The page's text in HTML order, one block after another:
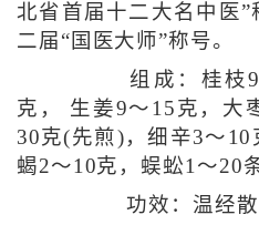
北省首届十二大名中医”
二届“国医大师”称号。
组成：桂枝9
克， 生姜9～15克，大
30克(先煎)，细辛3～
蝎2～10克，蜈蚣1～20条
功效：温经散